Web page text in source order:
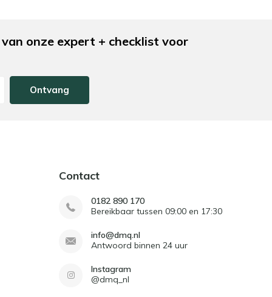
onze expert + checklist voor
Ontvang
Contact
0182 890 170
Bereikbaar tussen 09:00 en 17:30
info@dmq.nl
Antwoord binnen 24 uur
Instagram
@dmq_nl